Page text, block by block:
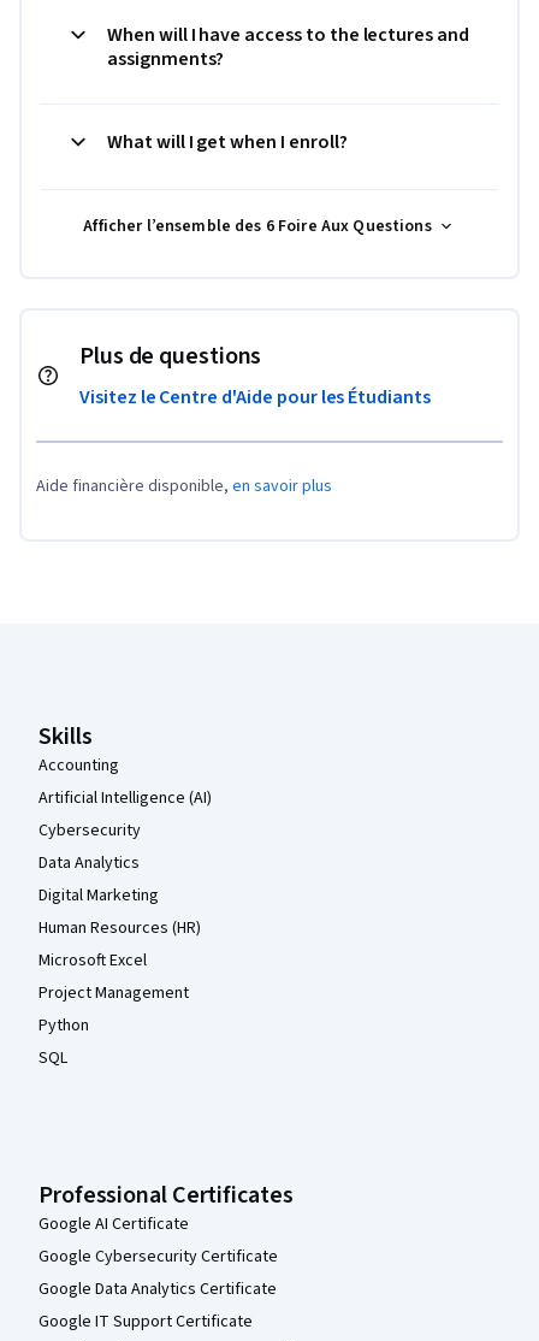
When will I have access to the lectures and
assignments?
What will I get when I enroll?
Afficher l’ensemble des 6 Foire Aux Questions
Plus de questions
Visitez le Centre d'Aide pour les Étudiants
Aide financière disponible, en savoir plus
Skills
Accounting
Artificial Intelligence (AI)
Cybersecurity
Data Analytics
Digital Marketing
Human Resources (HR)
Microsoft Excel
Project Management
Python
SQL
Professional Certificates
Google AI Certificate
Google Cybersecurity Certificate
Google Data Analytics Certificate
Google IT Support Certificate